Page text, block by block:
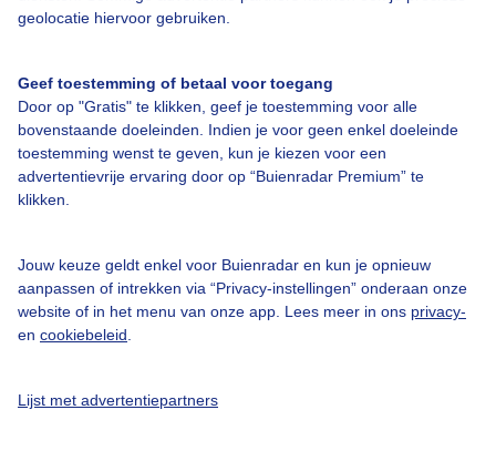
geolocatie hiervoor gebruiken.
Geef toestemming of betaal voor toegang
Door op "Gratis" te klikken, geef je toestemming voor alle
bovenstaande doeleinden. Indien je voor geen enkel doeleinde
toestemming wenst te geven, kun je kiezen voor een
advertentievrije ervaring door op “Buienradar Premium” te
klikken.
Jouw keuze geldt enkel voor Buienradar en kun je opnieuw
aanpassen of intrekken via “Privacy-instellingen” onderaan onze
website of in het menu van onze app. Lees meer in ons privacy-
en cookiebeleid
Lijst met advertentiepartners
Bedrijfsgegevens
Contact
Toegankelijkheid
Gebruikersvoorwaarden
Adverteren
Privacy beleid
Cookie beleid